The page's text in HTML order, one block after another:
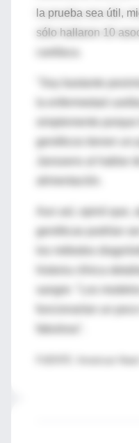
la prueba sea útil,
sólo hallaron 10
simplemente
genéticos tienen un
Aun así, opinó que,
genéticas podrían
los métodos
sangre: "Los